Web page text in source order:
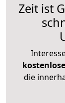
Zeit ist
die